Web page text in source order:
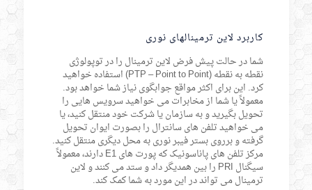
کاربرد لاین ترمینالهای نوری
شما در حالت پیش فرض لاین ترمینال را در توپولوژی
نقطه به نقطه (PTP – Point to Point) استفاده خواهید
کرد. این برای اکثر مواقع جوابگوی نیاز شما خواهد بود.
معمولاً یا شما از مخابرات می خواهید سرویس هایی را
تحویل بگیرید و به سازمان یا شرکت خود منتقل کنید، یا
می خواهید تلفن های سانترال را بصورت ایوان تحویل
گرفته و برروی بستر فیبر نوری به محل دیگری منتقل کنید.
مرکز تلفن های پاناسونیک که پورت های E1 دارند، معمولاً
سیگنال PRI را بین همدیگر داد و ستد می کنند و لاین
ترمینال می تواند در این مورد به شما کمک کند.